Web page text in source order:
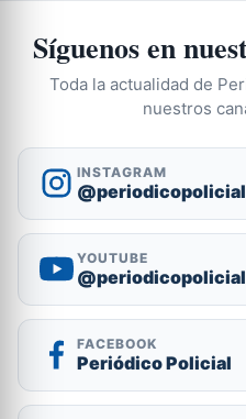
Síguenos en
Toda la actualidad de
nuestros
INSTAGRAM
YOUTUBE
@periodicopolicial
FACEBOOK
Periódico Policial